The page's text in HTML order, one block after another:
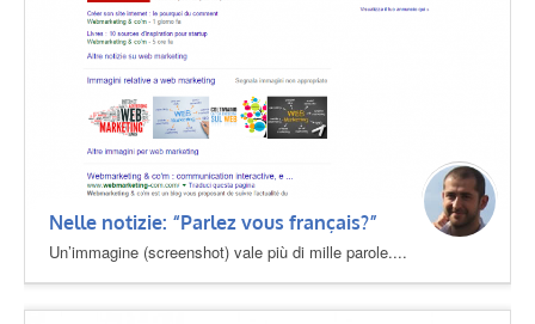
Nelle notizie: “Parlez vous français?”
Un’immagine (screenshot) vale più di mille parole....